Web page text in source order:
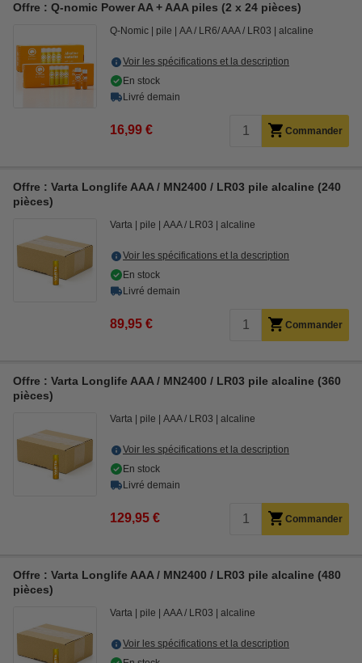
Offre : Q-nomic Power AA + AAA piles (2 x 24 pièces)
Q-Nomic pile AA / LR6/ AAA / LR03 alcaline
Voir les spécifications et la description
En stock
Livré demain
16,99 € Commander
Offre : Varta Longlife AAA / MN2400 / LR03 pile alcaline (240
pièces)
Varta pile AAA / LR03 alcaline
Voir les spécifications et la description
En stock
Livré demain
89,95 € Commander
Offre : Varta Longlife AAA / MN2400 / LR03 pile alcaline (360
pièces)
Varta pile AAA / LR03 alcaline
Voir les spécifications et la description
En stock
Livré demain
129,95 € Commander
Offre : Varta Longlife AAA / MN2400 / LR03 pile alcaline (480
pièces)
Varta pile AAA / LR03 alcaline
Voir les spécifications et la description